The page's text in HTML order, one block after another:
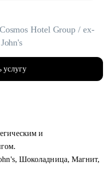
Hotel Group / ex-
услугу
и
Шоколадница, Магнит,